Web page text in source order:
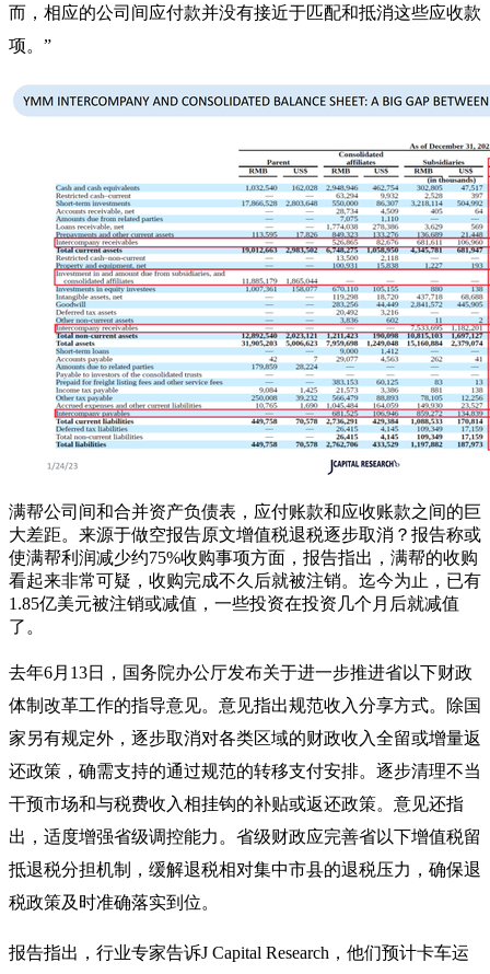
而，相应的公司间应付款并没有接近于匹配和抵消这些应收款
项。”
满帮公司间和合并资产负债表，应付账款和应收账款之间的巨
大差距。来源于做空报告原文增值税退税逐步取消？报告称或
使满帮利润减少约75%收购事项方面，报告指出，满帮的收购
看起来非常可疑，收购完成不久后就被注销。迄今为止，已有
1.85亿美元被注销或减值，一些投资在投资几个月后就减值
了。
去年6月13日，国务院办公厅发布关于进一步推进省以下财政
体制改革工作的指导意见。意见指出规范收入分享方式。除国
家另有规定外，逐步取消对各类区域的财政收入全留或增量返
还政策，确需支持的通过规范的转移支付安排。逐步清理不当
干预市场和与税费收入相挂钩的补贴或返还政策。意见还指
出，适度增强省级调控能力。省级财政应完善省以下增值税留
抵退税分担机制，缓解退税相对集中市县的退税压力，确保退
税政策及时准确落实到位。
报告指出，行业专家告诉J Capital Research，他们预计卡车运